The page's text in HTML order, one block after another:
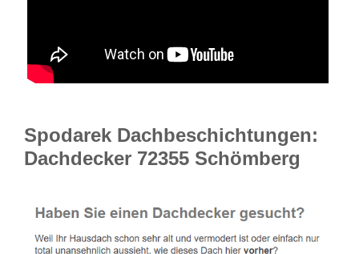
Spodarek Dachbeschichtungen:
Dachdecker 72355 Schömberg